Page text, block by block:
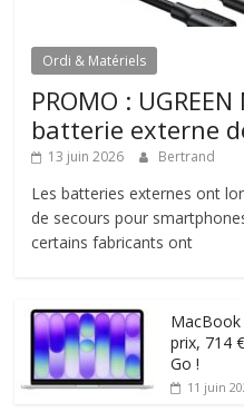
Ordi & Matériels
PROMO :
batterie externe
13 juin 2026 Bertrand
Les batteries externes ont
de secours pour
certains fabricants ont
MacBook
prix, 714
Go !
11 juin